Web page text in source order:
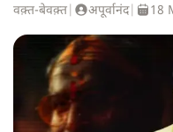
वक़्त-बेवक़्त अपूर्वानंद| 18